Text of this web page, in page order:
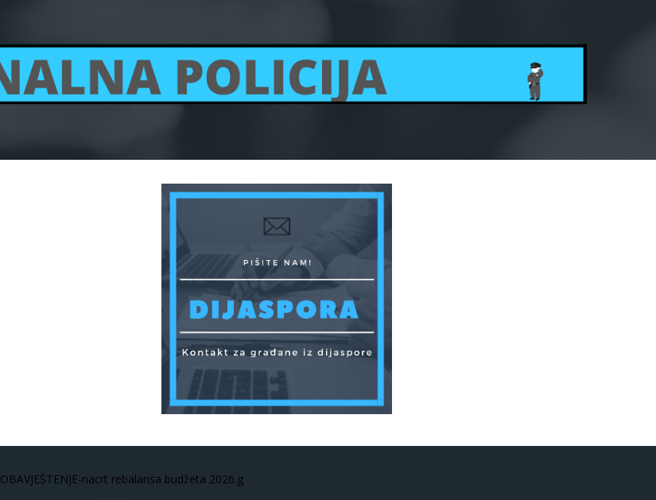
OBAVJEŠTENJE-nacrt rebalansa budžeta 2026.g